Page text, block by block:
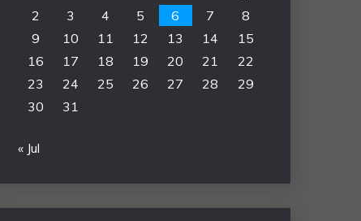
2
3 4 5 6 7
8
9
10 11 12 13 14
15
16
17 18 19 20 21
22
23
24 25 26 27 28
29
30
31
« Jul